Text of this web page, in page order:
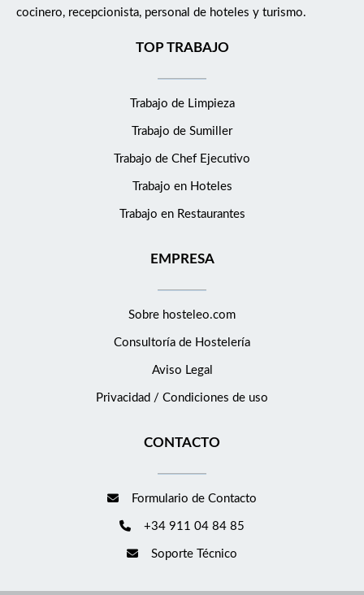
cocinero, recepcionista, personal de hoteles y turismo.
TOP TRABAJO
Trabajo de Limpieza
Trabajo de Sumiller
Trabajo de Chef Ejecutivo
Trabajo en Hoteles
Trabajo en Restaurantes
EMPRESA
Sobre hosteleo.com
Consultoría de Hostelería
Aviso Legal
Privacidad / Condiciones de uso
CONTACTO
Formulario de Contacto
+34 911 04 84 85
Soporte Técnico